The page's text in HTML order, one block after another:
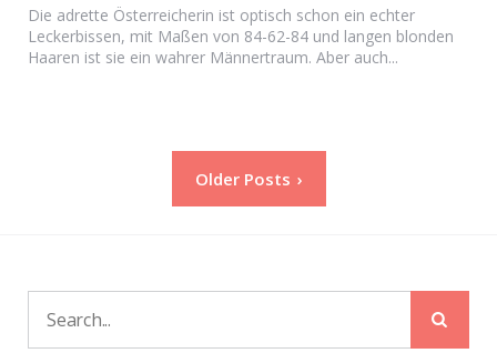
Die adrette Österreicherin ist optisch schon ein echter
Leckerbissen, mit Maßen von 84-62-84 und langen blonden
Haaren ist sie ein wahrer Männertraum. Aber auch...
Seitennummerierung
Older Posts
Search
for: